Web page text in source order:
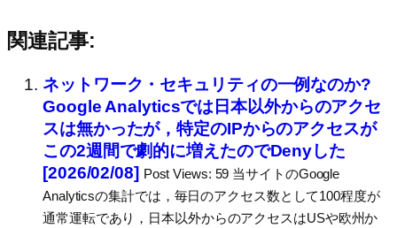
関連記事:
ネットワーク・セキュリティの一例なのか?
Google Analyticsでは日本以外からのアクセ
スは無かったが，特定のIPからのアクセスが
この2週間で劇的に増えたのでDenyした
[2026/02/08] Post Views: 59 当サイトのGoogle
Analyticsの集計では，毎日のアクセス数として100程度が
通常運転であり，日本以外からのアクセスはUSや欧州か